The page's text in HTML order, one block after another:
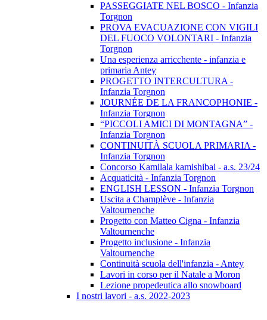
PASSEGGIATE NEL BOSCO - Infanzia
Torgnon
PROVA EVACUAZIONE CON VIGILI
DEL FUOCO VOLONTARI - Infanzia
Torgnon
Una esperienza arricchente - infanzia e
primaria Antey
PROGETTO INTERCULTURA -
Infanzia Torgnon
JOURNÉE DE LA FRANCOPHONIE -
Infanzia Torgnon
“PICCOLI AMICI DI MONTAGNA” -
Infanzia Torgnon
CONTINUITÀ SCUOLA PRIMARIA -
Infanzia Torgnon
Concorso Kamilala kamishibai - a.s. 23/24
Acquaticità - Infanzia Torgnon
ENGLISH LESSON - Infanzia Torgnon
Uscita a Champlève - Infanzia
Valtournenche
Progetto con Matteo Cigna - Infanzia
Valtournenche
Progetto inclusione - Infanzia
Valtournenche
Continuità scuola dell'infanzia - Antey
Lavori in corso per il Natale a Moron
Lezione propedeutica allo snowboard
I nostri lavori - a.s. 2022-2023